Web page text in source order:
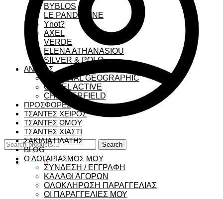
Search
for:
Search
€0,00 0
BYBLOS
LE PANDORINE
Ynot?
AXEL
VERDE
ELENA ATHANASIOU
SILVER & POLO
ΑΝΔΡΑΣ
NATIONAL GEOGRAPHIC
CAMEL ACTIVE
CHESTERFIELD
ΠΡΟΣΦΟΡΕΣ
ΤΣΑΝΤΕΣ ΧΕΙΡΟΣ
ΤΣΑΝΤΕΣ ΩΜΟΥ
ΤΣΑΝΤΕΣ ΧΙΑΣΤΙ
ΣΑΚΙΔΙΑ ΠΛΑΤΗΣ
BLOG
Ο ΛΟΓΑΡΙΑΣΜΟΣ ΜΟΥ
ΣΥΝΔΕΣΗ / ΕΓΓΡΑΦΗ
ΚΑΛΑΘΙ ΑΓΟΡΩΝ
ΟΛΟΚΛΗΡΩΣΗ ΠΑΡΑΓΓΕΛΙΑΣ
ΟΙ ΠΑΡΑΓΓΕΛΙΕΣ ΜΟΥ